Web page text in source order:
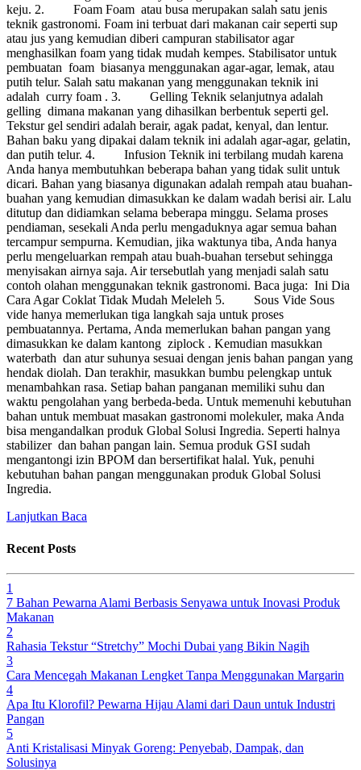
keju. 2. Foam Foam atau busa merupakan salah satu jenis
teknik gastronomi. Foam ini terbuat dari makanan cair seperti sup
atau jus yang kemudian diberi campuran stabilisator agar
menghasilkan foam yang tidak mudah kempes. Stabilisator untuk
pembuatan foam biasanya menggunakan agar-agar, lemak, atau
putih telur. Salah satu makanan yang menggunakan teknik ini
adalah curry foam . 3. Gelling Teknik selanjutnya adalah
gelling dimana makanan yang dihasilkan berbentuk seperti gel.
Tekstur gel sendiri adalah berair, agak padat, kenyal, dan lentur.
Bahan baku yang dipakai dalam teknik ini adalah agar-agar, gelatin,
dan putih telur. 4. Infusion Teknik ini terbilang mudah karena
Anda hanya membutuhkan beberapa bahan yang tidak sulit untuk
dicari. Bahan yang biasanya digunakan adalah rempah atau buahan-
buahan yang kemudian dimasukkan ke dalam wadah berisi air. Lalu
ditutup dan didiamkan selama beberapa minggu. Selama proses
pendiaman, sesekali Anda perlu mengaduknya agar semua bahan
tercampur sempurna. Kemudian, jika waktunya tiba, Anda hanya
perlu mengeluarkan rempah atau buah-buahan tersebut sehingga
menyisakan airnya saja. Air tersebutlah yang menjadi salah satu
contoh olahan menggunakan teknik gastronomi. Baca juga: Ini Dia
Cara Agar Coklat Tidak Mudah Meleleh 5. Sous Vide Sous
vide hanya memerlukan tiga langkah saja untuk proses
pembuatannya. Pertama, Anda memerlukan bahan pangan yang
dimasukkan ke dalam kantong ziplock . Kemudian masukkan
waterbath dan atur suhunya sesuai dengan jenis bahan pangan yang
hendak diolah. Dan terakhir, masukkan bumbu pelengkap untuk
menambahkan rasa. Setiap bahan panganan memiliki suhu dan
waktu pengolahan yang berbeda-beda. Untuk memenuhi kebutuhan
bahan untuk membuat masakan gastronomi molekuler, maka Anda
bisa mengandalkan produk Global Solusi Ingredia. Seperti halnya
stabilizer dan bahan pangan lain. Semua produk GSI sudah
mengantongi izin BPOM dan bersertifikat halal. Yuk, penuhi
kebutuhan bahan pangan menggunakan produk Global Solusi
Ingredia.
Lanjutkan Baca
Recent Posts
1
7 Bahan Pewarna Alami Berbasis Senyawa untuk Inovasi Produk
Makanan
2
Rahasia Tekstur “Stretchy” Mochi Dubai yang Bikin Nagih
3
Cara Mencegah Makanan Lengket Tanpa Menggunakan Margarin
4
Apa Itu Klorofil? Pewarna Hijau Alami dari Daun untuk Industri
Pangan
5
Anti Kristalisasi Minyak Goreng: Penyebab, Dampak, dan
Solusinya